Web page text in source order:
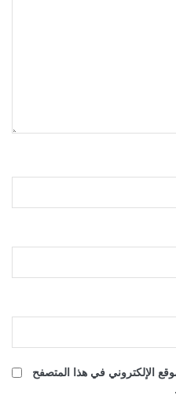
الإلكتروني في هذا المتصفح